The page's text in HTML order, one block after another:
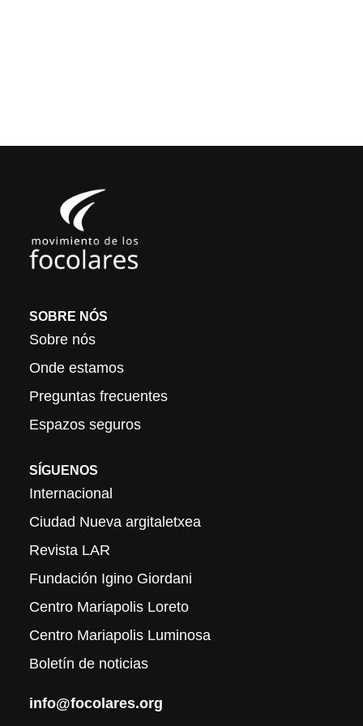
SOBRE NÓS
Sobre nós
Onde estamos
Preguntas frecuentes
Espazos seguros
SÍGUENOS
Internacional
Ciudad Nueva argitaletxea
Revista LAR
Fundación Igino Giordani
Centro Mariapolis Loreto
Centro Mariapolis Luminosa
Boletín de noticias
info@focolares.org